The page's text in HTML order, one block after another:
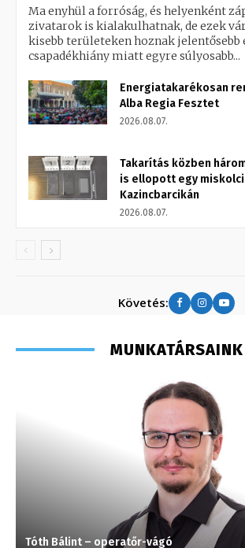
Ma enyhül a forróság, és helyenként
zivatarok is kialakulhatnak, de ezek
kisebb területeken hoznak jelentősebb
csapadékhiány miatt egyre súlyosabb...
Energiatakarékosan
Alba Regia Fesztet
2026.08.07.
Takarítás közben
is ellopott egy
Kazincbarcikán
2026.08.07.
Követés:
MUNKATÁRSAINK
Tóth Bálint – operatőr-vágó